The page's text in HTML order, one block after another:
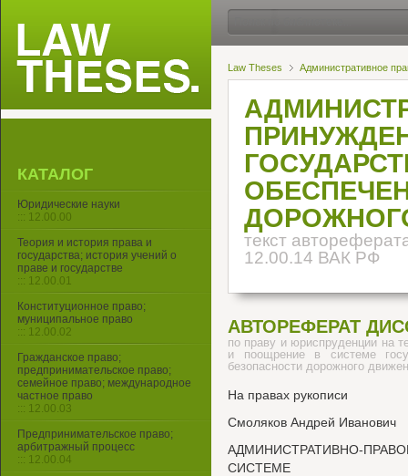
Law Theses Административное
текст
12.00.14 ВАК РФ
АВТОРЕФЕРАТ
по праву и юриспруденции на
и поощрение в системе
безопасности дорожного
На правах рукописи
Смоляков Андрей Иванович
АДМИНИСТРАТИВНО-
СИСТЕМЕ
КАТАЛОГ
Юридические науки
::: 12.00.00
Теория и история права и
государства; история учений о
праве и государстве
::: 12.00.01
Конституционное право;
муниципальное право
::: 12.00.02
Гражданское право;
предпринимательское право;
семейное право; международное
частное право
::: 12.00.03
Предпринимательское право;
арбитражный процесс
::: 12.00.04